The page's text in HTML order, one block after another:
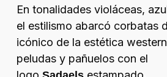
En tonalidades violáceas,
el estilismo abarcó corbatas
icónico de la estética western
peludas y pañuelos con el